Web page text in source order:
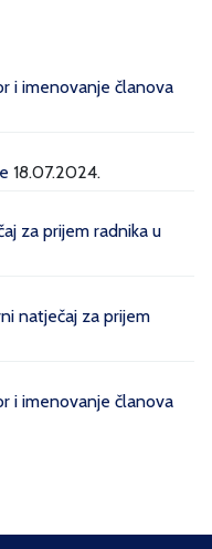
i imenovanje članova
18.07.2024.
za prijem radnika u
natječaj za prijem
i imenovanje članova